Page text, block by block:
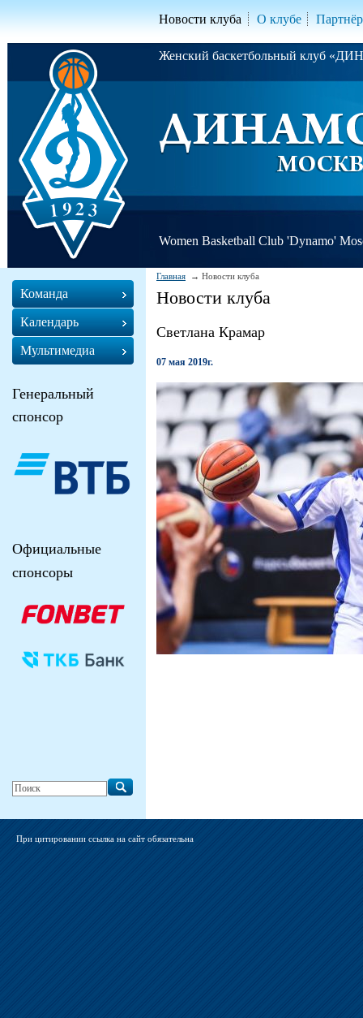
Новости клуба О клубе
Женский баскетбольный клуб
Women Basketball Club 'Dynamo'
Главная Новости клуба
Новости клуба
Светлана Крамар
07 мая 2019г.
Команда
Календарь
Мультимедиа
Генеральный
спонсор
Официальные
спонсоры
При цитировании ссылка на сайт обязательна